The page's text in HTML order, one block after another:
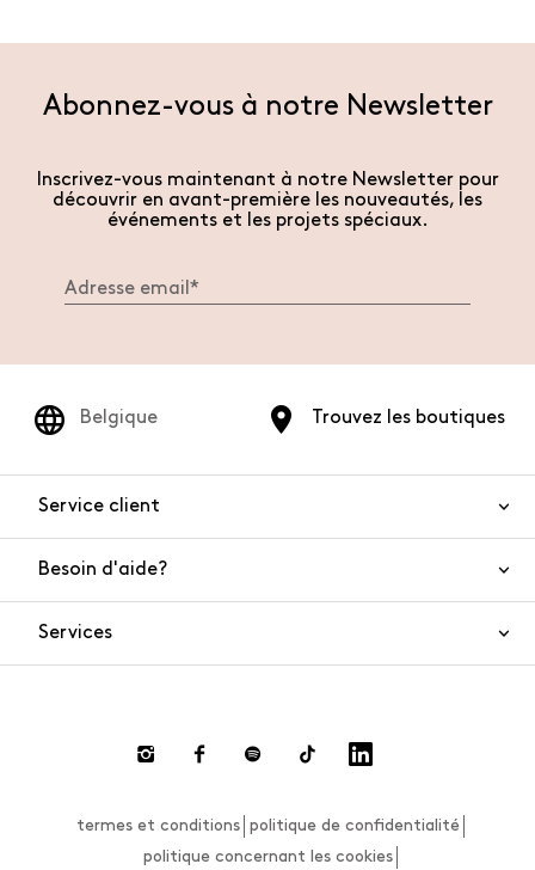
Abonnez-vous à notre Newsletter
Inscrivez-vous maintenant à notre Newsletter pour
découvrir en avant-première les nouveautés, les
événements et les projets spéciaux.
Trouvez les boutiques
Belgique
Service client
Besoin d'aide?
Paiement
Guide des tailles
Services
Smart Shopping
termes et conditions
politique de confidentialité
politique concernant les cookies